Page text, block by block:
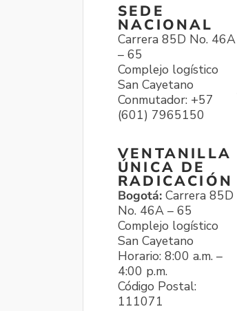
SEDE
NACIONAL
Carrera 85D No. 46A
– 65
Complejo logístico
San Cayetano
Conmutador: +57
(601) 7965150
VENTANILLA
ÚNICA DE
RADICACIÓN
Bogotá: Carrera 85D
No. 46A – 65
Complejo logístico
San Cayetano
Horario: 8:00 a.m. –
4:00 p.m.
Código Postal:
111071